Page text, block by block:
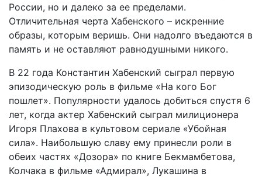
России, но и далеко за ее пределами.
Отличительная черта Хабенского – искренние
образы, которым веришь. Они надолго въедаются в
память и не оставляют равнодушными никого.
В 22 года Константин Хабенский сыграл первую
эпизодическую роль в фильме «На кого Бог
пошлет». Популярности удалось добиться спустя 6
лет, когда актер Хабенский сыграл милиционера
Игоря Плахова в культовом сериале «Убойная
сила». Наибольшую славу ему принесли роли в
обеих частях «Дозора» по книге Бекмамбетова,
Колчака в фильме «Адмирал», Лукашина в